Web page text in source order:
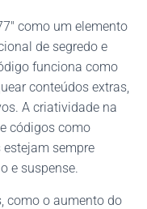
como um elemento
de segredo e
funciona como
conteúdos extras,
A criatividade na
códigos como
sempre
e suspense.
como o aumento do